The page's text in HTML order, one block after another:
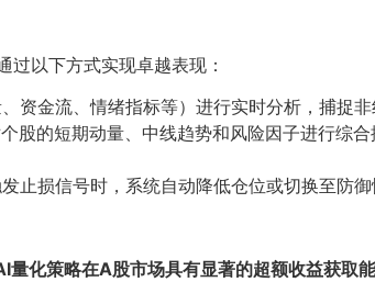
过以下方式实现卓越表现：
资金流、情绪指标等）进行实时分析，捕捉非
股的短期动量、中线趋势和风险因子进行综
止损信号时，系统自动降低仓位或切换至防
量化策略在A股市场具有显著的超额收益获取